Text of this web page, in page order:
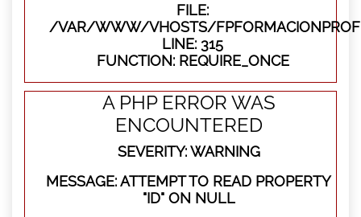
FILE:
/VAR/WWW/VHOSTS/
LINE: 315
FUNCTION: REQUIRE_ONCE
A PHP ERROR WAS
ENCOUNTERED
SEVERITY: WARNING
MESSAGE: ATTEMPT TO READ PROPERTY
"ID" ON NULL